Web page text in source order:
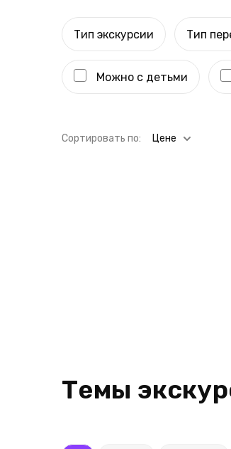
Тип экскурсии Тип
Можно с детьми
Cортировать по: Цене
Темы